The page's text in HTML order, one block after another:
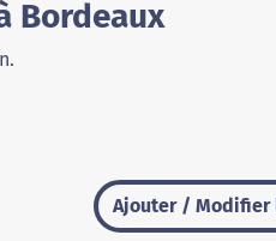
Bordeaux
Ajouter / Modifier